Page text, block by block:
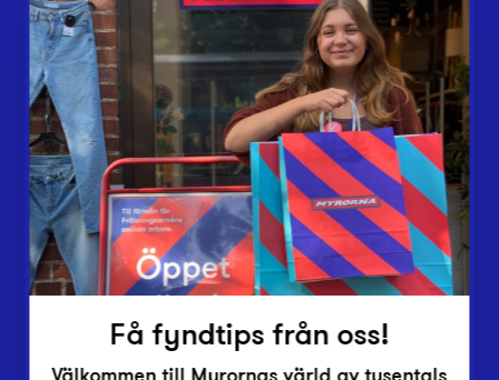
Webbshop
Butiker
Lämna in
Vårt överskott
Inlämningsplatser
Om Myrorna
Lediga jobb
Pressrum
Få fyndtips från oss!